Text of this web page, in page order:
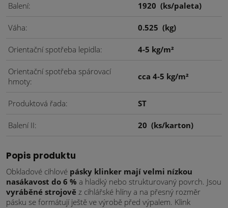
Balení 1920 (ks/paleta)
Váha 0.525 (kg)
Orientační spotřeba lepidla 4-5 kg/m²
Orientační spotřeba spárovací
hmoty
cca 4-5 kg/m²
Produktová řada ST
Balení II 20 (ks/karton)
Popis produktu
Obkladové cihlové pásky klinker mají velmi nízkou
nasákavost do 6 % a hladký nebo strukturovaný povrch. Jsou
vyráběné strojově z cihlářské hlíny a na přesný rozměr
pásku se formátují ještě ve výrobě před výpalem. Klink